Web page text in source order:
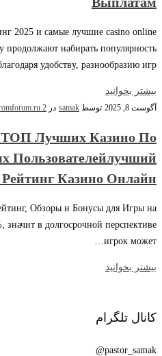
2025 и самые лучшие casino online
продолжают набирать популярность
удобству, разнообразию игр…
بیشتر بخوانید
آگوست 8, 2025 توسط samak در 2
ТОП Лучших Казино По
Пользователейлучший
Казино Онлайн
Обзоры и Бонусы для Игры на
значит в долгосрочной перспективе
игрок может…
بیشتر بخوانید
کانال تلگرام
pastor_samak@